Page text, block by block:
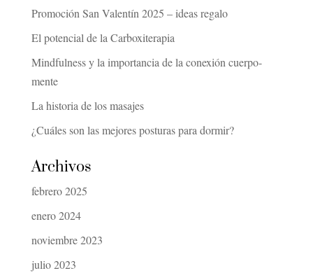
Promoción San Valentín 2025 – ideas regalo
El potencial de la Carboxiterapia
Mindfulness y la importancia de la conexión cuerpo-
mente
La historia de los masajes
¿Cuáles son las mejores posturas para dormir?
Archivos
febrero 2025
enero 2024
noviembre 2023
julio 2023